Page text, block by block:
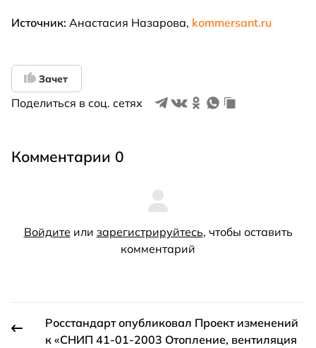
Источник: Анастасия Назарова, kommersant.ru
Зачет
Поделиться в соц. сетях
Комментарии 0
Войдите или зарегистрируйтесь, чтобы оставить
комментарий
Росстандарт опубликовал Проект изменений
к «СНИП 41-01-2003 Отопление, вентиляция